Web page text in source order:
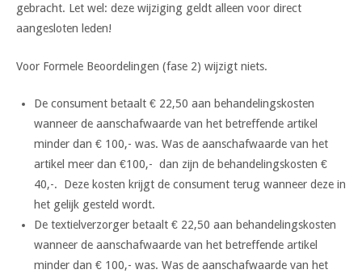
gebracht. Let wel: deze wijziging geldt alleen voor direct
aangesloten leden!
Voor Formele Beoordelingen (fase 2) wijzigt niets.
De consument betaalt € 22,50 aan behandelingskosten
wanneer de aanschafwaarde van het betreffende artikel
minder dan € 100,- was. Was de aanschafwaarde van het
artikel meer dan €100,- dan zijn de behandelingskosten €
40,-. Deze kosten krijgt de consument terug wanneer deze in
het gelijk gesteld wordt.
De textielverzorger betaalt € 22,50 aan behandelingskosten
wanneer de aanschafwaarde van het betreffende artikel
minder dan € 100,- was. Was de aanschafwaarde van het